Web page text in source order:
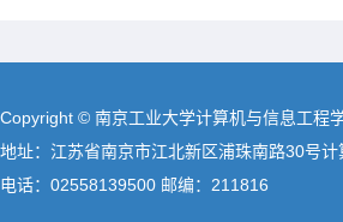
Copyright © 南京工业大学计算机与信息工程
地址：江苏省南京市江北新区浦珠南路30号
电话：02558139500 邮编：211816